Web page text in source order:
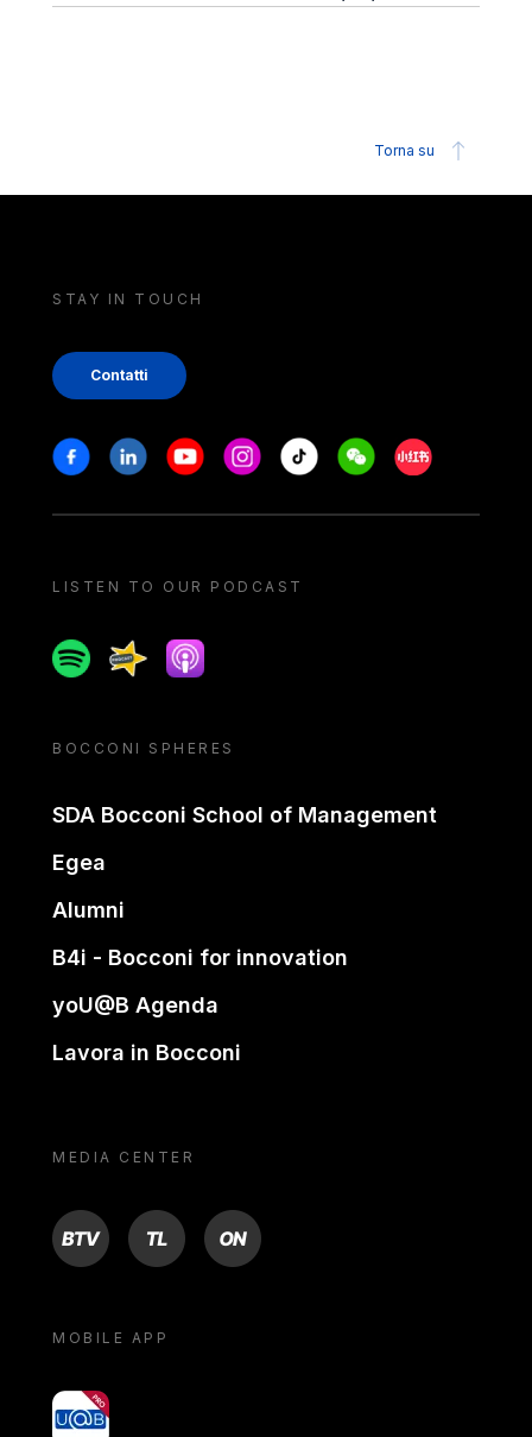
Torna su
STAY IN TOUCH
Contatti
Stay in touch
FacebookLinkedinYoutubeInstagram
Tiktok WeechatXiaohongshu/
LISTEN TO OUR PODCAST
SpotifySpreakerApple podcast
BOCCONI SPHERES
SDA Bocconi School of Management
Egea
Alumni
B4i - Bocconi for innovation
yoU@B Agenda
Lavora in Bocconi
MEDIA CENTER
BTV TL ON
MOBILE APP
yoU@B